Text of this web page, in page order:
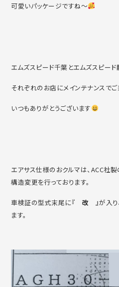
可愛いパッケージですね～
エムズスピード千葉とエムズスピー
それぞれのお店にメインテナンスでご
いつもありがとうございます
エアサス仕様のおクルマは、ACC社
構造変更を行っております。
車検証の型式末尾に『 改 』が入
ます。